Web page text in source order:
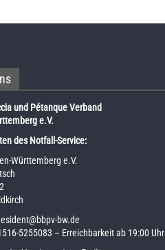
und Pétanque Verband
e.V.
des Notfall-Service:
Württemberg e.V.
bw.de
5255083 – Erreichbarkeit ab 19:00 Uhr